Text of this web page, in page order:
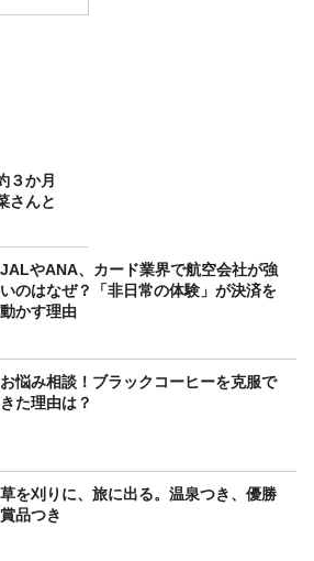
さんと
JALやANA、カード業界で航空会社が強
いのはなぜ？「非日常の体験」が決済を
動かす理由
お悩み相談！ブラックコーヒーを克服で
きた理由は？
草を刈りに、旅に出る。温泉つき、優勝
賞品つき